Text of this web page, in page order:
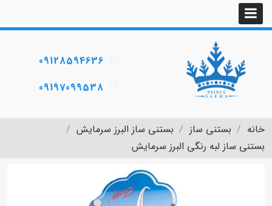
09128594636
09197099538
خانه بستنی ساز
بستنی ساز البرز سرمایش
بستنی ساز لبه رنگی البرز سرمایش